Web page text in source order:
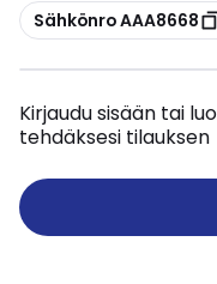
Kopioi
Sähkönro AAA8668
Kirjaudu sisään tai
tehdäksesi tilauksen